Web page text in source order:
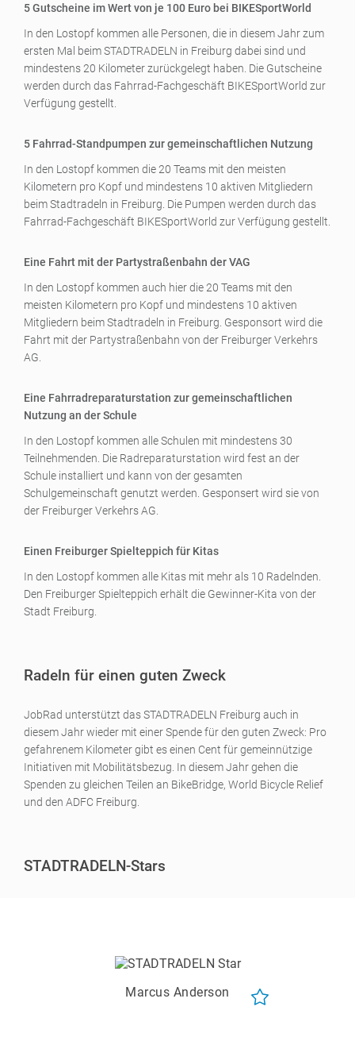
5 Gutscheine im Wert von je 100 Euro bei BIKESportWorld
In den Lostopf kommen alle Personen, die in diesem Jahr zum
ersten Mal beim STADTRADELN in Freiburg dabei sind und
mindestens 20 Kilometer zurückgelegt haben. Die Gutscheine
werden durch das Fahrrad-Fachgeschäft BIKESportWorld zur
Verfügung gestellt.
5 Fahrrad-Standpumpen zur gemeinschaftlichen Nutzung
In den Lostopf kommen die 20 Teams mit den meisten
Kilometern pro Kopf und mindestens 10 aktiven Mitgliedern
beim Stadtradeln in Freiburg. Die Pumpen werden durch das
Fahrrad-Fachgeschäft BIKESportWorld zur Verfügung gestellt.
Eine Fahrt mit der Partystraßenbahn der VAG
In den Lostopf kommen auch hier die 20 Teams mit den
meisten Kilometern pro Kopf und mindestens 10 aktiven
Mitgliedern beim Stadtradeln in Freiburg. Gesponsort wird die
Fahrt mit der Partystraßenbahn von der Freiburger Verkehrs
AG.
Eine Fahrradreparaturstation zur gemeinschaftlichen
Nutzung an der Schule
In den Lostopf kommen alle Schulen mit mindestens 30
Teilnehmenden. Die Radreparaturstation wird fest an der
Schule installiert und kann von der gesamten
Schulgemeinschaft genutzt werden. Gesponsert wird sie von
der Freiburger Verkehrs AG.
Einen Freiburger Spielteppich für Kitas
In den Lostopf kommen alle Kitas mit mehr als 10 Radelnden.
Den Freiburger Spielteppich erhält die Gewinner-Kita von der
Stadt Freiburg.
Radeln für einen guten Zweck
JobRad unterstützt das STADTRADELN Freiburg auch in
diesem Jahr wieder mit einer Spende für den guten Zweck: Pro
gefahrenem Kilometer gibt es einen Cent für gemeinnützige
Initiativen mit Mobilitätsbezug. In diesem Jahr gehen die
Spenden zu gleichen Teilen an BikeBridge, World Bicycle Relief
und den ADFC Freiburg.
STADTRADELN-Stars
Marcus Anderson